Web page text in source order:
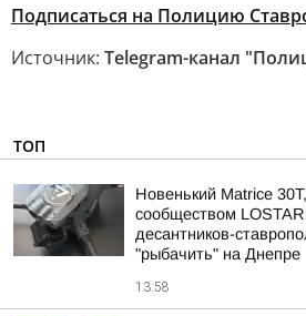
Подписаться на Полицию
Источник: Telegram-канал
ТОП
Новенький Matrice
сообществом
десантников-
"рыбачить" на Днепре
13:58